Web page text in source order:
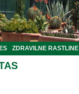
ZDRAVILNE RASTLINE